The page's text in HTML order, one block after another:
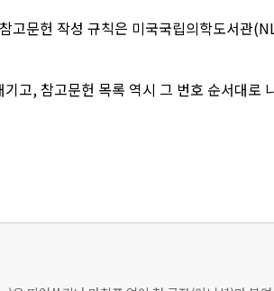
고문헌 작성 규칙은 미국국립의학도서관
, 참고문헌 목록 역시 그 번호 순서대로